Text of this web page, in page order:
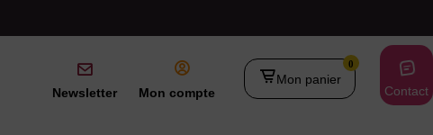
Newsletter Mon compte
0
Mon panier
Contact